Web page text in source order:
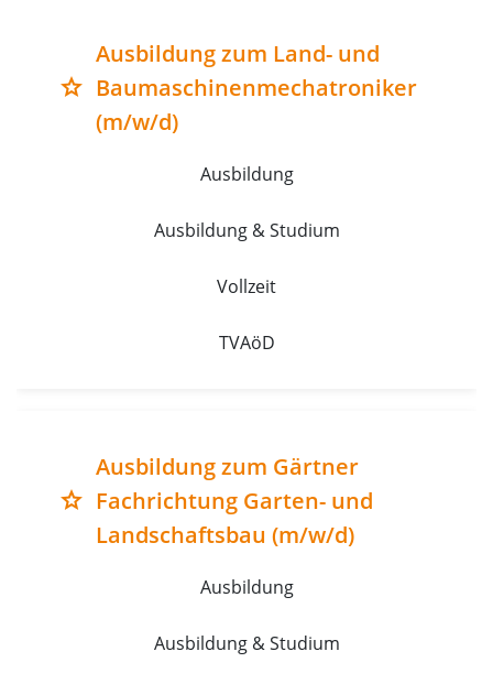
grade
Ausbildung zum Land- und
Baumaschinenmechatroniker
(m/w/d)
Ausbildung
Ausbildung & Studium
Vollzeit
TVAöD
grade
Ausbildung zum Gärtner
Fachrichtung Garten- und
Landschaftsbau (m/w/d)
Ausbildung
Ausbildung & Studium